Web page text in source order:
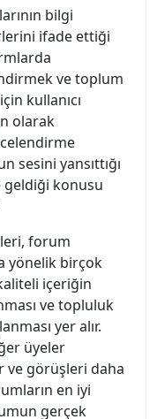
bilgi
ifade ettiği
ve toplum
kullanıcı
olarak
sesini yansıttığı
geldiği konusu
forum
yönelik birçok
içeriğin
ve topluluk
yer alır.
üyeler
ve görüşleri daha
en iyi
gerçek